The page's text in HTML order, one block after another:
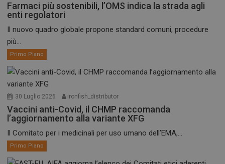
Farmaci più sostenibili, l’OMS indica la strada agli
enti regolatori
Il nuovo quadro globale propone standard comuni, procedure
più...
Primo Piano
30 Luglio 2026 ironfish_distributor
Vaccini anti-Covid, il CHMP raccomanda
l’aggiornamento alla variante XFG
Il Comitato per i medicinali per uso umano dell’EMA,...
Primo Piano